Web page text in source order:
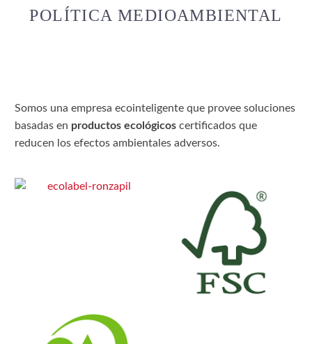
POLÍTICA MEDIOAMBIENTAL
Somos una empresa ecointeligente que provee soluciones
basadas en productos ecológicos certificados que
reducen los efectos ambientales adversos.